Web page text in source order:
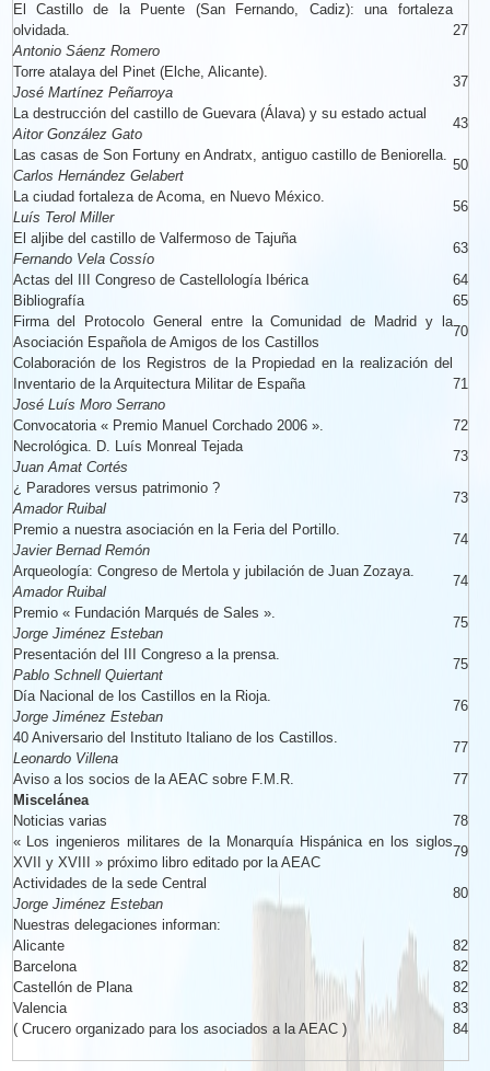
El Castillo de la Puente (San Fernando, Cadiz): una fortaleza
olvidada.
Antonio Sáenz Romero
27
Torre atalaya del Pinet (Elche, Alicante).
José Martínez Peñarroya
37
La destrucción del castillo de Guevara (Álava) y su estado actual
Aitor González Gato
43
Las casas de Son Fortuny en Andratx, antiguo castillo de Beniorella.
Carlos Hernández Gelabert
50
La ciudad fortaleza de Acoma, en Nuevo México.
Luís Terol Miller
56
El aljibe del castillo de Valfermoso de Tajuña
Fernando Vela Cossío
63
Actas del III Congreso de Castellología Ibérica
64
Bibliografía
65
Firma del Protocolo General entre la Comunidad de Madrid y la
Asociación Española de Amigos de los Castillos
70
Colaboración de los Registros de la Propiedad en la realización del
Inventario de la Arquitectura Militar de España
José Luís Moro Serrano
71
Convocatoria « Premio Manuel Corchado 2006 ».
72
Necrológica. D. Luís Monreal Tejada
Juan Amat Cortés
73
¿ Paradores versus patrimonio ?
Amador Ruibal
73
Premio a nuestra asociación en la Feria del Portillo.
Javier Bernad Remón
74
Arqueología: Congreso de Mertola y jubilación de Juan Zozaya.
Amador Ruibal
74
Premio « Fundación Marqués de Sales ».
Jorge Jiménez Esteban
75
Presentación del III Congreso a la prensa.
Pablo Schnell Quiertant
75
Día Nacional de los Castillos en la Rioja.
Jorge Jiménez Esteban
76
40 Aniversario del Instituto Italiano de los Castillos.
Leonardo Villena
77
Aviso a los socios de la AEAC sobre F.M.R.
77
Miscelánea
Noticias varias
78
« Los ingenieros militares de la Monarquía Hispánica en los siglos
XVII y XVIII » próximo libro editado por la AEAC
79
Actividades de la sede Central
Jorge Jiménez Esteban
80
Nuestras delegaciones informan:
Alicante
82
Barcelona
82
Castellón de Plana
82
Valencia
83
( Crucero organizado para los asociados a la AEAC )
84